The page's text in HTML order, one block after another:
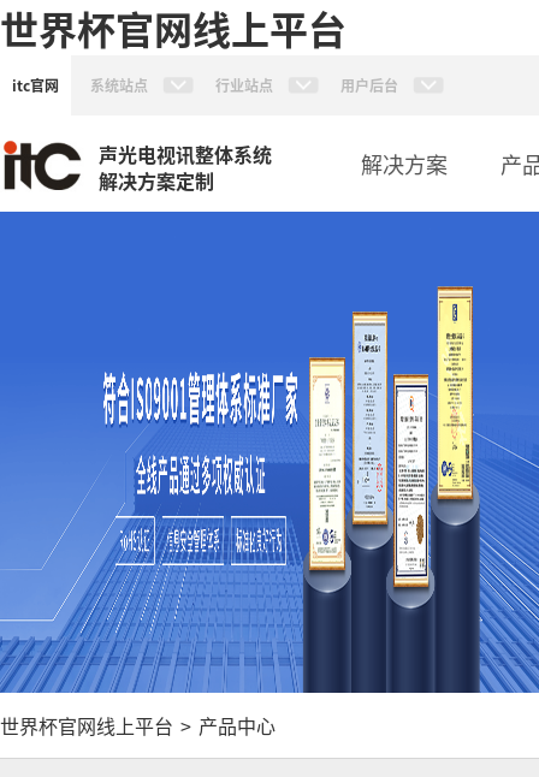
世界杯官网线上平台
itc官网 系统站点 行业站点 用户后台
声光电视讯整体系统
解决方案定制
解决方案 产
世界杯官网线上平台 > 产品中心